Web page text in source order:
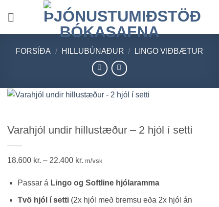
FORSÍÐA / HILLUBÚNAÐUR / LINGO VIÐBÆTUR
Varahjól undir hillustæður – 2 hjól í setti
18.600 kr. – 22.400 kr. Price
18.600 kr.
through
m/vsk
Passar á Lingo og Softline hjólaramma
Tvö hjól í setti(2x hjól með bremsu eða 2x hjól án